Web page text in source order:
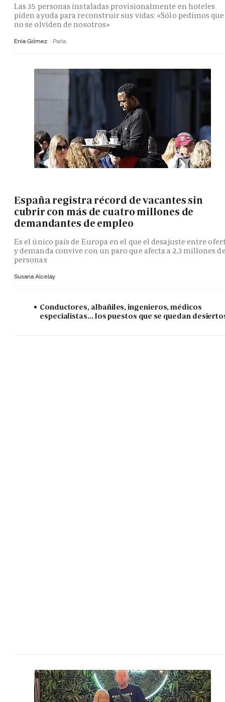
Las 35 personas instaladas provisionalmente en hoteles
piden ayuda para reconstruir sus vidas: «Sólo pedimos que
no se olviden de nosotros»
Enia Gómez Parla
España registra récord de vacantes sin
cubrir con más de cuatro millones de
demandantes de empleo
Es el único país de Europa en el que el desajuste entre
y demanda convive con un paro que afecta a 2,3 millones
personas
Susana Alcelay
Conductores, albañiles, ingenieros, médicos
especialistas... los puestos que se quedan